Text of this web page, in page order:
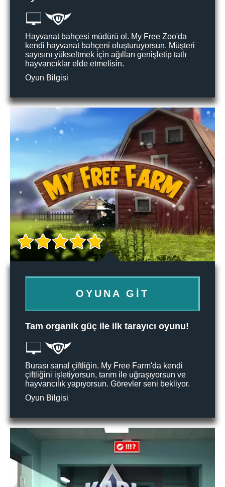
Hayvanat bahçesi müdürü ol. My Free Zoo'da
kendi hayvanat bahçeni oluşturuyorsun. Müşteri
sayısını yükseltmek için ağılları genişletip tatlı
hayvancıklar elde etmelisin.
Oyun Bilgisi
OYUNA GIT
Tam organik güç ile ilk tarayıcı oyunu!
Burası sanal çiftliğin. My Free Farm'da kendi
çiftliğini işletiyorsun, tarım ile uğraşıyorsun ve
hayvancılık yapıyorsun. Görevler seni bekliyor.
Oyun Bilgisi